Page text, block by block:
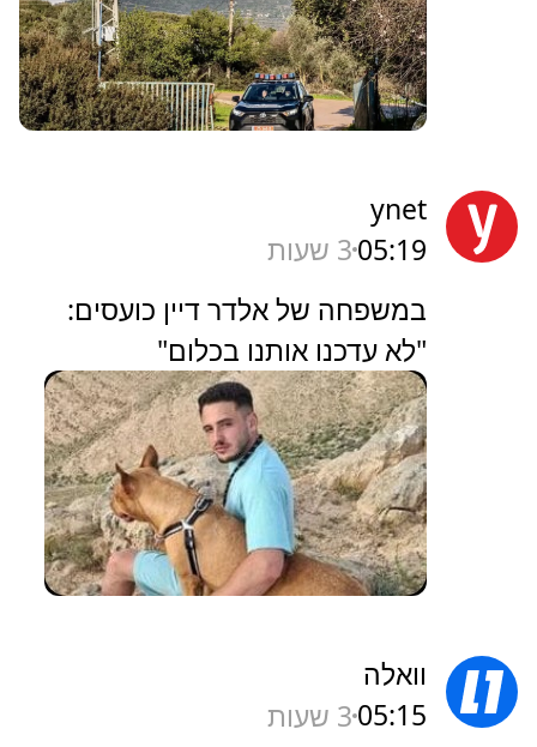
ynet
05:193 שעות
במשפחה של אלדר דיין כועסים:
"לא עדכנו אותנו בכלום"
וואלה
05:153 שעות